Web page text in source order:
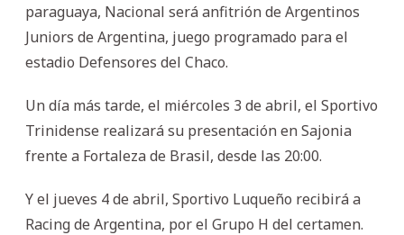
paraguaya, Nacional será anfitrión de Argentinos
Juniors de Argentina, juego programado para el
estadio Defensores del Chaco.
Un día más tarde, el miércoles 3 de abril, el Sportivo
Trinidense realizará su presentación en Sajonia
frente a Fortaleza de Brasil, desde las 20:00.
Y el jueves 4 de abril, Sportivo Luqueño recibirá a
Racing de Argentina, por el Grupo H del certamen.